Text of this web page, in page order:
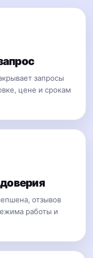
запросы
цене и срокам
отзывов
работы и